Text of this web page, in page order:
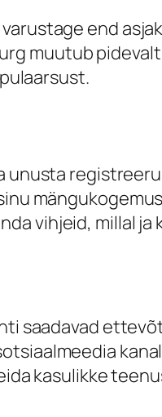
end
muutub
unusta
vihjeid, millal ja
saadavad
kasulikke